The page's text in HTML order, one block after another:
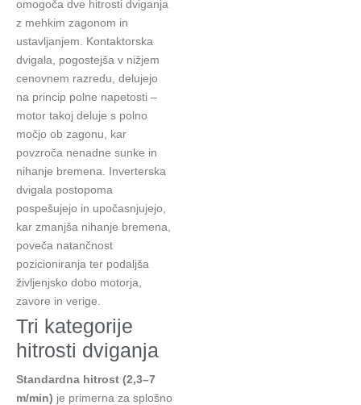
omogoča dve hitrosti dviganja
z mehkim zagonom in
ustavljanjem. Kontaktorska
dvigala, pogostejša v nižjem
cenovnem razredu, delujejo
na princip polne napetosti –
motor takoj deluje s polno
močjo ob zagonu, kar
povzroča nenadne sunke in
nihanje bremena. Inverterska
dvigala postopoma
pospešujejo in upočasnjujejo,
kar zmanjša nihanje bremena,
poveča natančnost
pozicioniranja ter podaljša
življenjsko dobo motorja,
zavore in verige.
Tri kategorije
hitrosti dviganja
Standardna hitrost (2,3–7
m/min) je primerna za splošno